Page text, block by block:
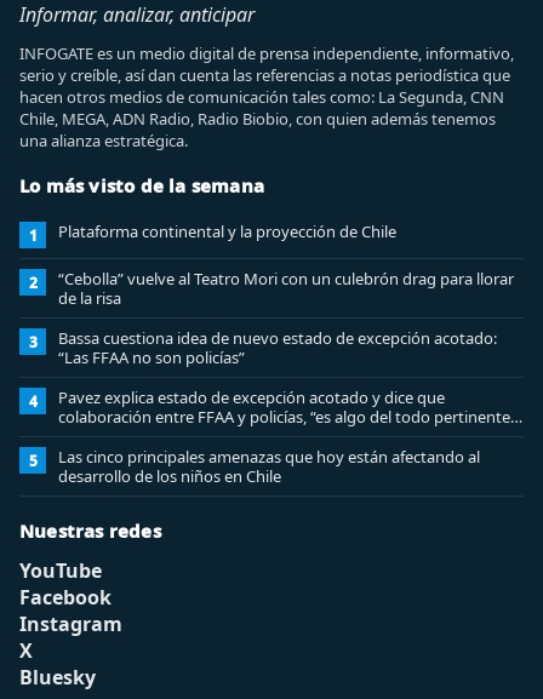
Informar, analizar, anticipar
INFOGATE es un medio digital de prensa independiente, informativo,
serio y creíble, así dan cuenta las referencias a notas periodística que
hacen otros medios de comunicación tales como: La Segunda, CNN
Chile, MEGA, ADN Radio, Radio Biobio, con quien además tenemos
una alianza estratégica.
Lo más visto de la semana
1 Plataforma continental y la proyección de Chile
2
“Cebolla” vuelve al Teatro Mori con un culebrón drag para llorar
de la risa
3
Bassa cuestiona idea de nuevo estado de excepción acotado:
“Las FFAA no son policías”
4
Pavez explica estado de excepción acotado y dice que
colaboración entre FFAA y policías, “es algo del todo pertinente
analizar”
5
Las cinco principales amenazas que hoy están afectando al
desarrollo de los niños en Chile
Nuestras redes
YouTube
Facebook
Instagram
X
Bluesky